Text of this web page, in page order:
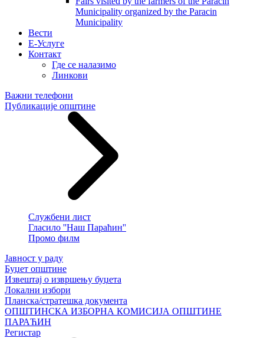
Municipality organized by the Paracin
Municipality
Вести
E-Услуге
Контакт
Где се налазимо
Линкови
Важни телефони
Публикације општине
Службени лист
Гласило ''Наш Параћин''
Промо филм
Јавност у раду
Буџет општине
Извештај о извршењу буџета
Локални избори
Планска/стратешка документа
ОПШТИНСКА ИЗБОРНА КОМИСИЈА ОПШТИНЕ
ПАРАЋИН
Регистар